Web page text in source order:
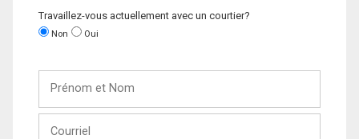
Travaillez-vous actuellement avec un courtier?
Non Oui
Nom